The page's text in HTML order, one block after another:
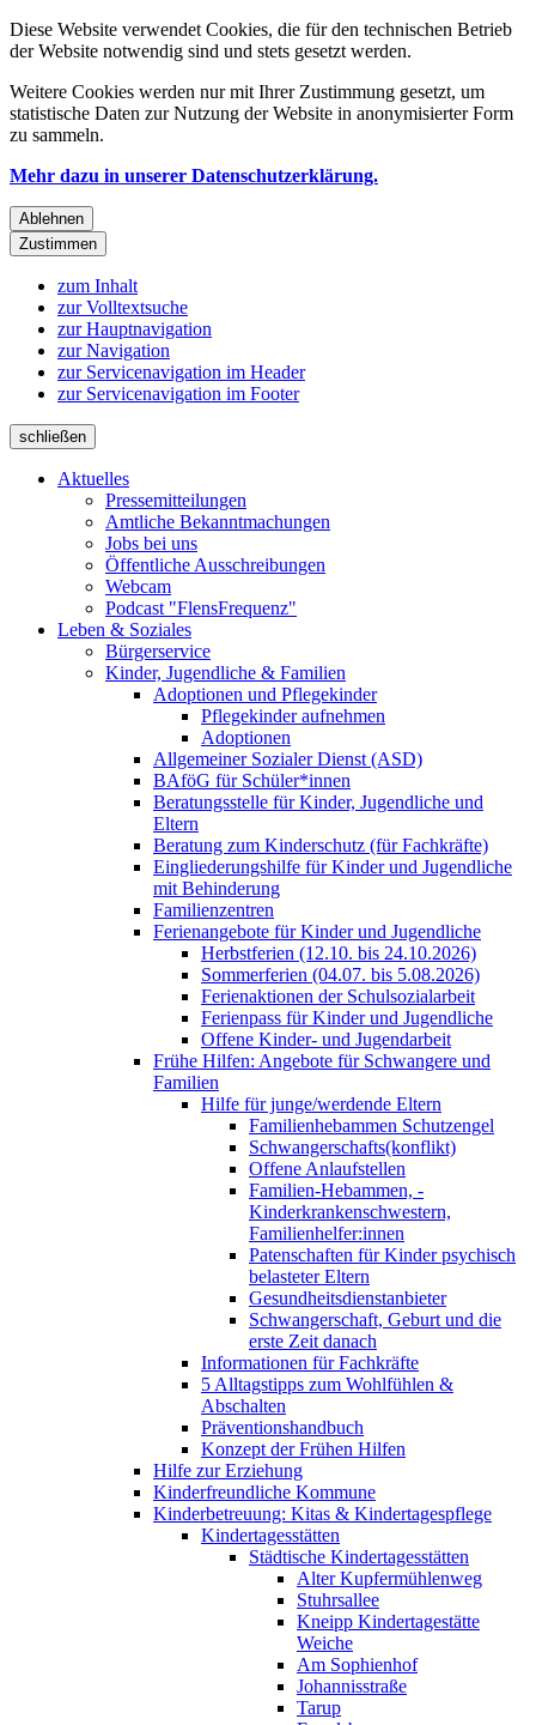
Diese Website verwendet Cookies, die für den technischen Betrieb
der Website notwendig sind und stets gesetzt werden.
Weitere Cookies werden nur mit Ihrer Zustimmung gesetzt, um
statistische Daten zur Nutzung der Website in anonymisierter Form
zu sammeln.
Mehr dazu in unserer Datenschutzerklärung.
Ablehnen
Zustimmen
zum Inhalt
zur Volltextsuche
zur Hauptnavigation
zur Navigation
zur Servicenavigation im Header
zur Servicenavigation im Footer
schließen
Aktuelles
Pressemitteilungen
Amtliche Bekanntmachungen
Jobs bei uns
Öffentliche Ausschreibungen
Webcam
Podcast "FlensFrequenz"
Leben & Soziales
Bürgerservice
Kinder, Jugendliche & Familien
Adoptionen und Pflegekinder
Pflegekinder aufnehmen
Adoptionen
Allgemeiner Sozialer Dienst (ASD)
BAföG für Schüler*innen
Beratungsstelle für Kinder, Jugendliche und
Eltern
Beratung zum Kinderschutz (für Fachkräfte)
Eingliederungshilfe für Kinder und Jugendliche
mit Behinderung
Familienzentren
Ferienangebote für Kinder und Jugendliche
Herbstferien (12.10. bis 24.10.2026)
Sommerferien (04.07. bis 5.08.2026)
Ferienaktionen der Schulsozialarbeit
Ferienpass für Kinder und Jugendliche
Offene Kinder- und Jugendarbeit
Frühe Hilfen: Angebote für Schwangere und
Familien
Hilfe für junge/werdende Eltern
Familienhebammen Schutzengel
Schwangerschafts(konflikt)
Offene Anlaufstellen
Familien-Hebammen, -
Kinderkrankenschwestern,
Familienhelfer:innen
Patenschaften für Kinder psychisch
belasteter Eltern
Gesundheitsdienstanbieter
Schwangerschaft, Geburt und die
erste Zeit danach
Informationen für Fachkräfte
5 Alltagstipps zum Wohlfühlen &
Abschalten
Präventionshandbuch
Konzept der Frühen Hilfen
Hilfe zur Erziehung
Kinderfreundliche Kommune
Kinderbetreuung: Kitas & Kindertagespflege
Kindertagesstätten
Städtische Kindertagesstätten
Alter Kupfermühlenweg
Stuhrsallee
Kneipp Kindertagestätte
Weiche
Am Sophienhof
Johannisstraße
Tarup